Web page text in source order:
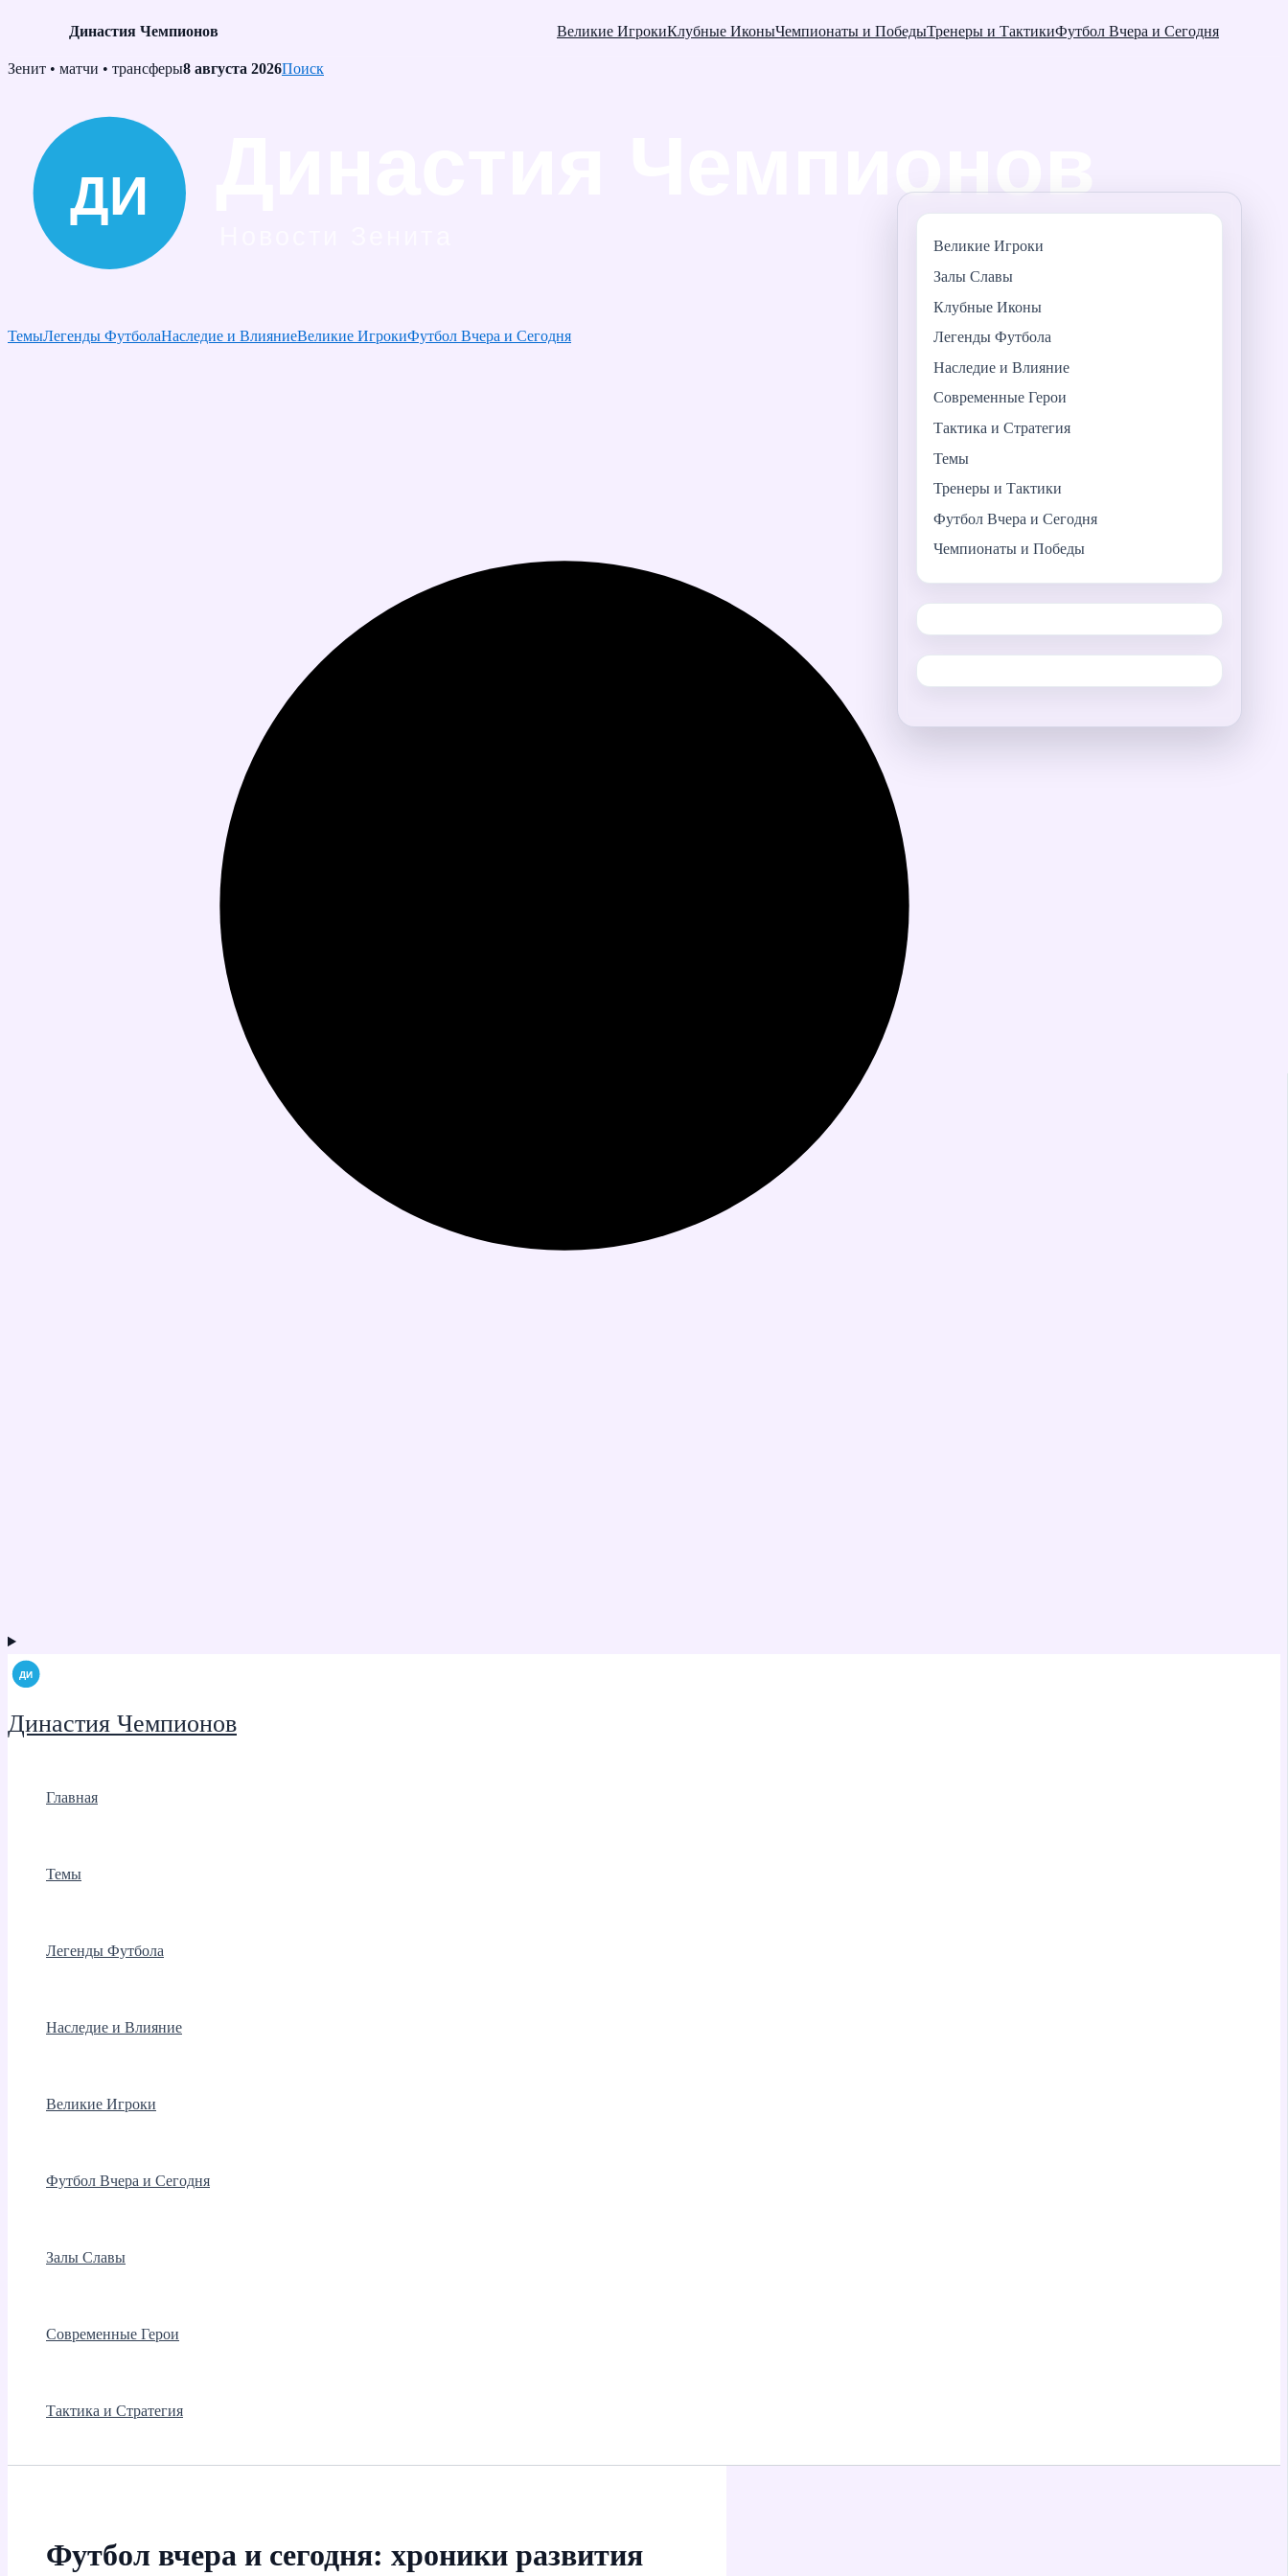
Династия Чемпионов Великие ИгрокиКлубные ИконыЧемпионаты и ПобедыТренеры и ТактикиФутбол Вчера и Сегодня
Skip
Зенит • матчи • трансферы8 августа 2026Поиск
ТемыЛегенды ФутболаНаследие и ВлияниеВеликие ИгрокиФутбол Вчера и Сегодня
Династия Чемпионов
Главная
Темы
Легенды Футбола
Наследие и Влияние
Великие Игроки
Футбол Вчера и Сегодня
Залы Славы
Современные Герои
Тактика и Стратегия
Футбол вчера и сегодня: хроники развития
Великие Игроки
Залы Славы
Клубные Иконы
Легенды Футбола
Наследие и Влияние
Современные Герои
Тактика и Стратегия
Темы
Тренеры и Тактики
Футбол Вчера и Сегодня
Чемпионаты и Победы